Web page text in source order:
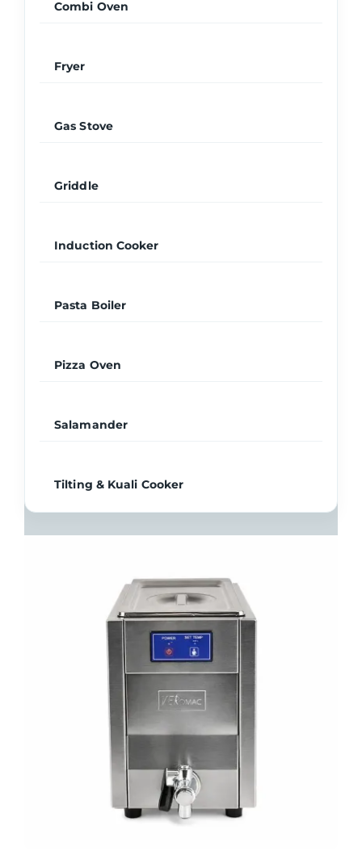
Combi Oven
Fryer
Gas Stove
Griddle
Induction Cooker
Pasta Boiler
Pizza Oven
Salamander
Tilting & Kuali Cooker